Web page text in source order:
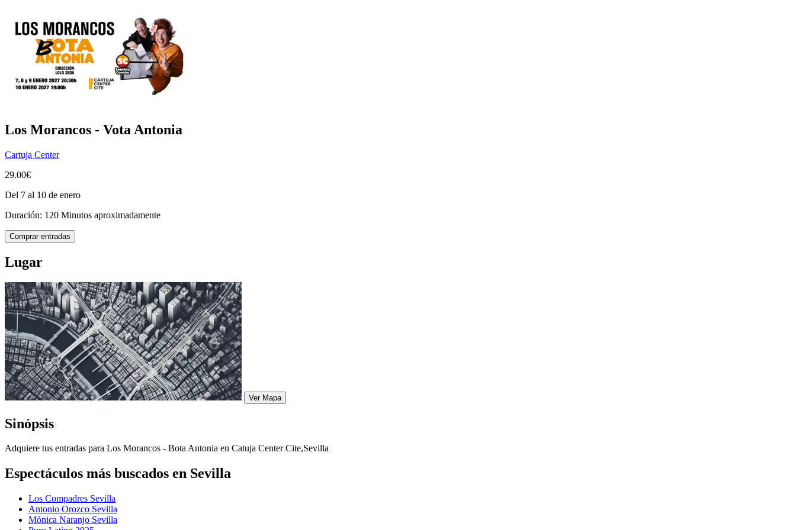
Los Morancos - Vota Antonia
Cartuja Center
29.00€
Del 7 al 10 de enero
Duración: 120 Minutos aproximadamente
Comprar entradas
Lugar
Ver Mapa
Sinópsis
Adquiere tus entradas para Los Morancos - Bota Antonia en Catuja Center Cite,Sevilla
Espectáculos más buscados en Sevilla
Los Compadres Sevilla
Antonio Orozco Sevilla
Mónica Naranjo Sevilla